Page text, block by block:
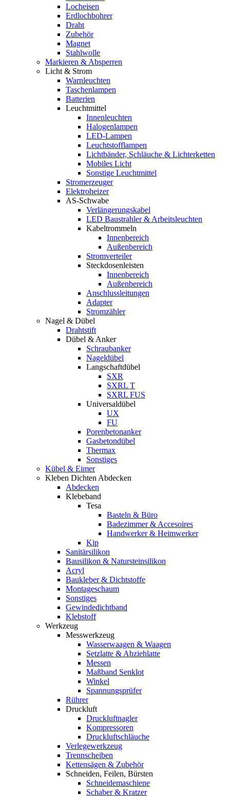
Locheisen
Erdlochbohrer
Draht
Zubehör
Magnet
Stahlwolle
Markieren & Absperren
Licht & Strom
Warnleuchten
Taschenlampen
Batterien
Leuchtmittel
Innenleuchten
Halogenlampen
LED-Lampen
Leuchtstofflampen
Lichtbänder, Schläuche & Lichterketten
Mobiles Licht
Sonstige Leuchtmittel
Stromerzeuger
Elektroheizer
AS-Schwabe
Verlängerungskabel
LED Baustrahler & Arbeitsleuchten
Kabeltrommeln
Innenbereich
Außenbereich
Stromverteiler
Steckdosenleisten
Innenbereich
Außenbereich
Anschlussleitungen
Adapter
Stromzähler
Nagel & Dübel
Drahtstift
Dübel & Anker
Schraubanker
Nageldübel
Langschaftdübel
SXR
SXRL T
SXRL FUS
Universaldübel
UX
FU
Porenbetonanker
Gasbetondübel
Thermax
Sonstiges
Kübel & Eimer
Kleben Dichten Abdecken
Abdecken
Klebeband
Tesa
Basteln & Büro
Badezimmer & Accesoires
Handwerker & Heimwerker
Kip
Sanitärsilikon
Bausilikon & Natursteinsilikon
Acryl
Baukleber & Dichtstoffe
Montageschaum
Sonstiges
Gewindedichtband
Klebstoff
Werkzeug
Messwerkzeug
Wasserwaagen & Waagen
Setzlatte & Abziehlatte
Messen
Maßband Senklot
Winkel
Spannungsprüfer
Rührer
Druckluft
Druckluftnagler
Kompressoren
Druckluftschläuche
Verlegewerkzeug
Trennscheiben
Kettensägen & Zubehör
Schneiden, Feilen, Bürsten
Schneidemaschiene
Schaber & Kratzer